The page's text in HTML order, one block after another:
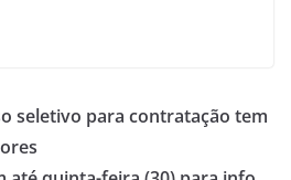
seletivo para contratação tem